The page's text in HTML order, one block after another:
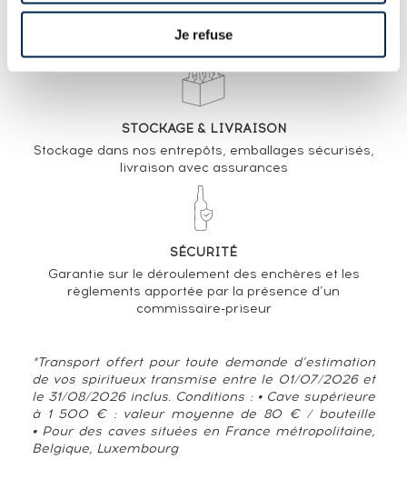
Je refuse
100% des whiskies et spiritueux proposés
expertisés par nos spécialistes. Garantie
d’authenticité
STOCKAGE & LIVRAISON
Stockage dans nos entrepôts, emballages sécurisés,
livraison avec assurances
SÉCURITÉ
Garantie sur le déroulement des enchères et les
règlements apportée par la présence d’un
commissaire-priseur
*Transport offert pour toute demande d’estimation
de vos spiritueux transmise entre le 01/07/2026 et
le 31/08/2026 inclus. Conditions : • Cave supérieure
à 1 500 € : valeur moyenne de 80 € / bouteille
• Pour des caves situées en France métropolitaine,
Belgique, Luxembourg